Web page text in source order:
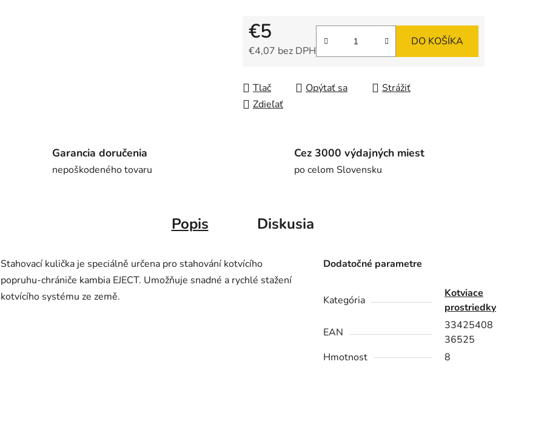
€5
€4,07 bez DPH
DO KOŠÍKA
Tlač Opýtať sa
Strážiť
Zdieľať
Garancia doručenia
nepoškodeného tovaru
Cez 3000 výdajných miest
po celom Slovensku
Popis Diskusia
Stahovací kulička je speciálně určena pro stahování kotvícího
popruhu-chrániče kambia EJECT. Umožňuje snadné a rychlé stažení
kotvícího systému ze země.
Dodatočné parametre
Kategória
Kotviace
prostriedky
EAN
33425408
36525
Hmotnost
8